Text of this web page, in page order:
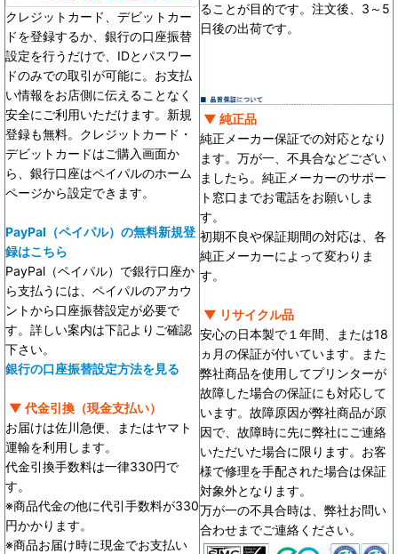
クレジットカード、デビットカー
ドを登録するか、銀行の口座振替
設定を行うだけで、IDとパスワー
ドのみでの取引が可能に。お支払
い情報をお店側に伝えることなく
安全にご利用いただけます。新規
登録も無料。クレジットカード・
デビットカードはご購入画面か
ら、銀行口座はペイパルのホーム
ページから設定できます。
PayPal（ペイパル）の無料新規登
録はこちら
PayPal（ペイパル）で銀行口座か
ら支払うには、ペイパルのアカウ
ントから口座振替設定が必要で
す。詳しい案内は下記よりご確認
下さい。
銀行の口座振替設定方法を見る
▼ 代金引換（現金支払い）
お届けは佐川急便、またはヤマト
運輸を利用します。
代金引換手数料は一律330円で
す。
※商品代金の他に代引手数料が330
円かかります。
※商品お届け時に現金でお支払い
ることが目的です。 注文後、3～5
日後の出荷です。
▼ 純正品
純正メーカー保証での対応となり
ます。万が一、不具合などござい
ましたら。純正メーカーのサポー
ト窓口までお電話をお願いしま
す。
初期不良や保証期間の対応は、各
純正メーカーによって変わりま
す。
▼ リサイクル品
安心の日本製で１年間、または18
ヵ月の保証が付いています。また
弊社商品を使用してプリンターが
故障した場合の保証にも対応して
います。故障原因が弊社商品が原
因で、故障時に先に弊社にご連絡
いただいた場合に限ります。お客
様で修理を手配された場合は保証
対象外となります。
万が一の不具合時は、弊社お問い
合わせまでご連絡ください。